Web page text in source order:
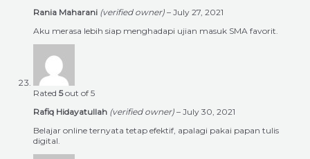
Rania Maharani (verified owner) – July 27, 2021
Aku merasa lebih siap menghadapi ujian masuk SMA favorit.
Rated 5out of 5
Rafiq Hidayatullah (verified owner) – July 30, 2021
Belajar online ternyata tetap efektif, apalagi pakai papan tulis
digital.